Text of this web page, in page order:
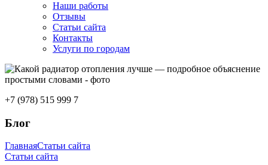
Наши работы
Отзывы
Статьи сайта
Контакты
Услуги по городам
+7 (978) 515 999 7
Блог
ГлавнаяСтатьи сайта
Статьи сайта